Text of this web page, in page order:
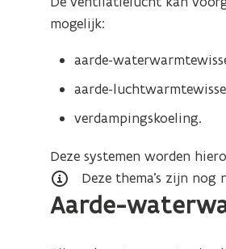
mogelijk:
aarde-
aarde-
verdampingskoeling.
Deze systemen worden
Deze thema’s zijn
Aarde-